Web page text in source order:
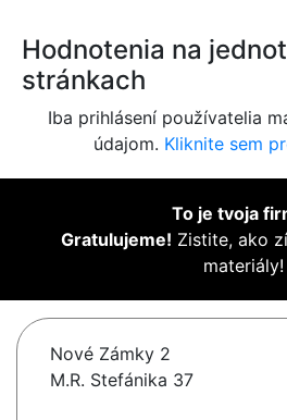
Hodnotenia na
stránkach
Iba prihlásení používatelia
údajom. Kliknite sem
To je tvoja
Gratulujeme! Zistite, ako
materiály!
Nové Zámky 2
M.R. Stefánika 37